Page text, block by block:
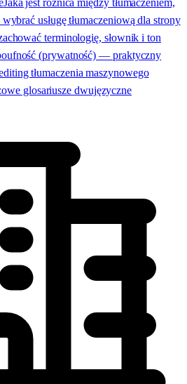
Jaka jest różnica między tłumaczeniem,
wybrać usługę tłumaczeniową dla strony
terminologię, słownik i ton
(prywatność) — praktyczny
tłumaczenia maszynowego
glosariusze dwujęzyczne